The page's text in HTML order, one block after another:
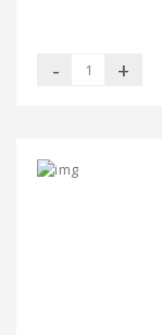
- +